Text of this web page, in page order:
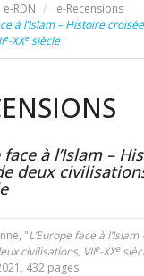
e-RDN
e-Recensions
à l’Islam – Histoire
e-XXesiècle
face à l’Islam –
deux
"L’Europe face à
civilisations, VIIe-XXe
432 pages